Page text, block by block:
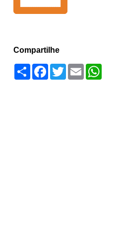
Compartilhe
Compartilhar
Facebook
TwitterEmail